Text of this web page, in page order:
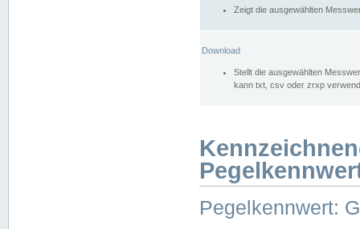
Zeigt die ausgewählten
Download
Stellt die ausgewählten
kann txt, csv oder zrxp
Pegelkennwert: